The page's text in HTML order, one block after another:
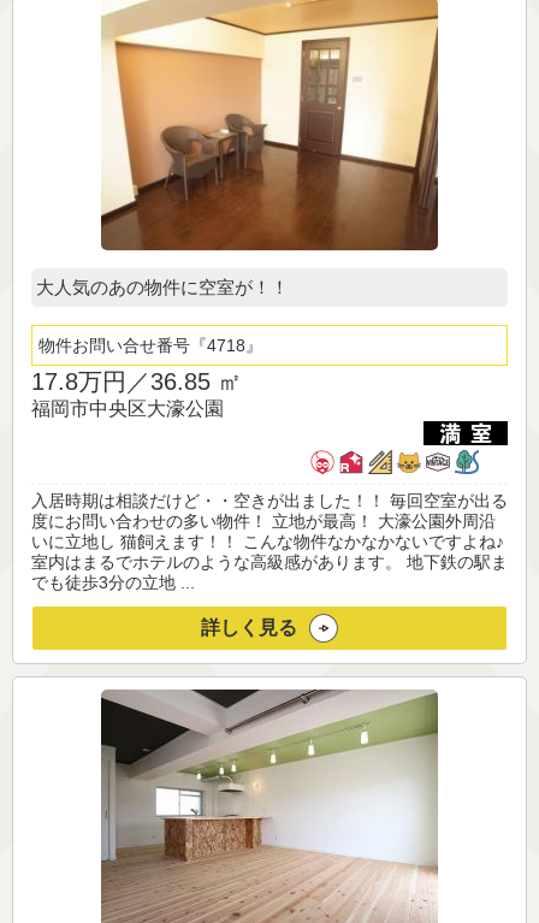
大人気のあの物件に空室が！！
物件お問い合せ番号 4718
17.8万円／36.85 ㎡
福岡市中央区大濠公園
入居時期は相談だけど・・空きが出ました！！ 毎回空室が出る
度にお問い合わせの多い物件！ 立地が最高！ 大濠公園外周沿
いに立地し 猫飼えます！！ こんな物件なかなかないですよね♪
室内はまるでホテルのような高級感があります。 地下鉄の駅ま
でも徒歩3分の立地 ...
詳しく見る